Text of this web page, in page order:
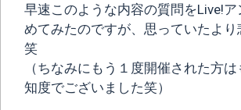
早速このような内容の質問をLive!
めてみたのですが、思っていたより
笑
（ちなみにもう１度開催された方
知度でございました笑）